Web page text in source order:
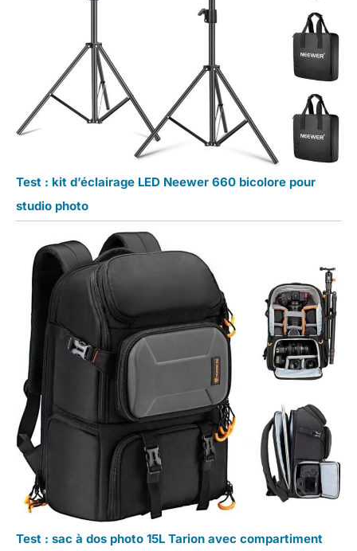
Test : kit d’éclairage LED Neewer 660 bicolore pour
studio photo
Test : sac à dos photo 15L Tarion avec compartiment